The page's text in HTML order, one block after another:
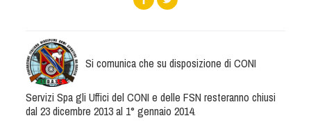
Si comunica che su disposizione di CONI
Servizi Spa gli Uffici del CONI e delle FSN resteranno chiusi
dal 23 dicembre 2013 al 1° gennaio 2014.
Tesserati
Tecnici
Direttori di Gara